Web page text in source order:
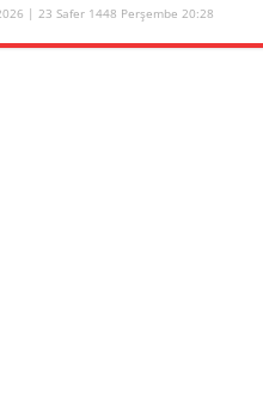
| 23 Safer 1448 Perşembe 20:28